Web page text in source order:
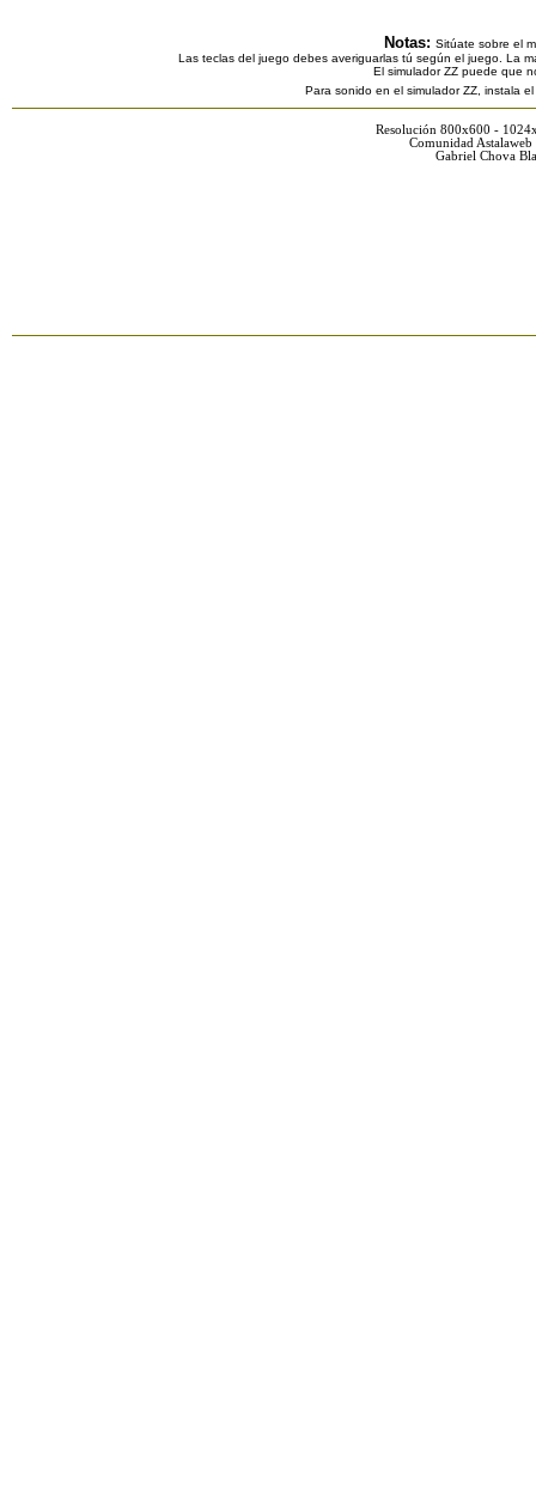
Notas: Sitúate sobre el
Las teclas del juego debes averiguarlas tú según el juego. La
El simulador ZZ puede que
Para sonido en el simulador ZZ, instala
Resolución 800x600 -
Comunidad
Gabriel Chova